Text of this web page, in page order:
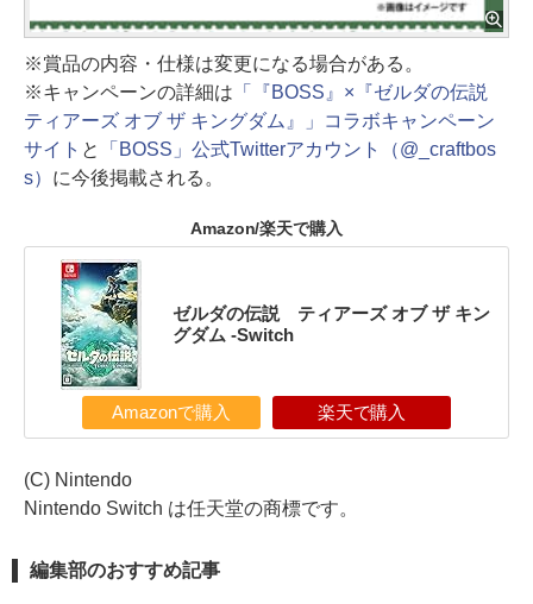
※賞品の内容・仕様は変更になる場合がある。
※キャンペーンの詳細は 「『BOSS』×『ゼルダの伝説
ティアーズ オブ ザ キングダム』」コラボキャンペーン
サイト と
「BOSS」公式Twitterアカウント（@_craftbos
s） に今後掲載される。
Amazon/楽天で購入
ゼルダの伝説 ティアーズ オブ ザ キン
グダム -Switch
Amazonで購入 楽天で購入
(C) Nintendo
Nintendo Switch は任天堂の商標です。
編集部のおすすめ記事